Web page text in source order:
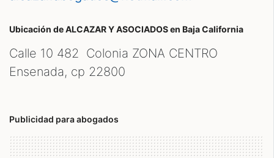
Ubicación de ALCAZAR Y ASOCIADOSen Baja California
Calle 10 482 Colonia ZONA CENTRO
Ensenada, cp 22800
Publicidad para abogados